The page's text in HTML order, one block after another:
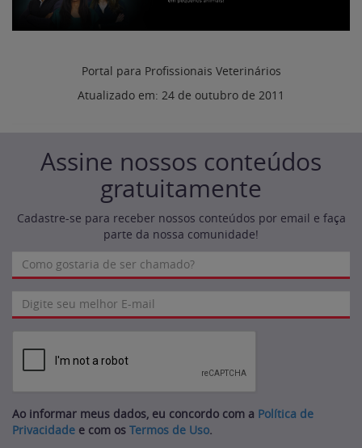
Portal para Profissionais Veterinários
Atualizado em: 24 de outubro de 2011
Assine nossos conteúdos
gratuitamente
Cadastre-se para receber nossos conteúdos por email e faça
parte da nossa comunidade!
Ao informar meus dados, eu concordo com a Política de
Privacidade e com os Termos de Uso.